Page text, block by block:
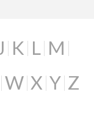
K L M
W X Y Z